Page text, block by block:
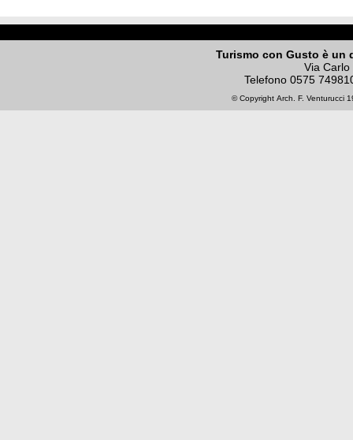
Turismo con Gusto è un
Via
Telefono 0575
© Copyright Arch. F. Venturucci